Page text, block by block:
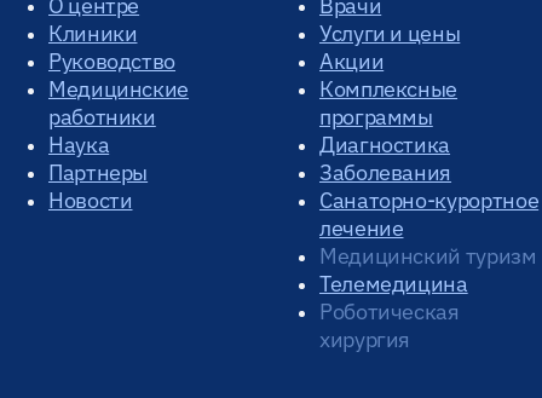
О центре
Клиники
Руководство
Медицинские
работники
Наука
Партнеры
Новости
Врачи
Услуги и цены
Акции
Комплексные
программы
Диагностика
Заболевания
Санаторно-курортное
лечение
Медицинский туризм
Телемедицина
Роботическая
хирургия